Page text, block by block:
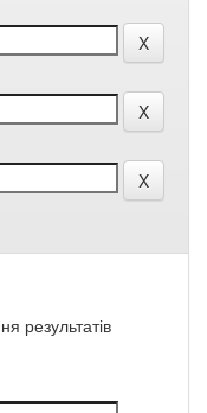
результатів